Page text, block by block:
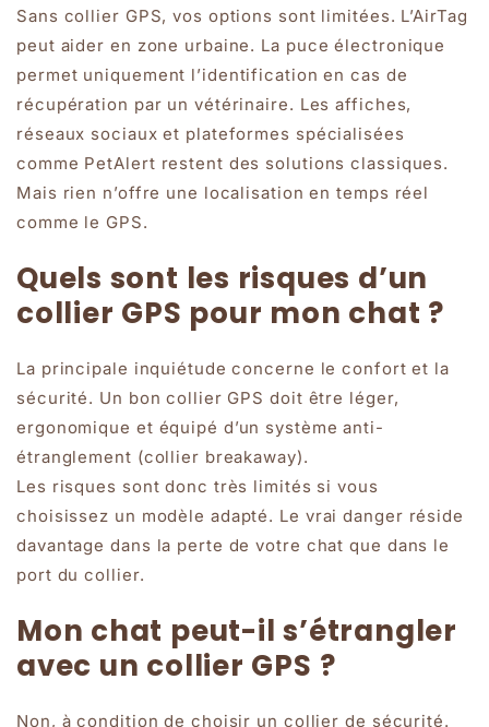
Sans collier GPS, vos options sont limitées. L’AirTag
peut aider en zone urbaine. La puce électronique
permet uniquement l’identification en cas de
récupération par un vétérinaire. Les affiches,
réseaux sociaux et plateformes spécialisées
comme PetAlert restent des solutions classiques.
Mais rien n’offre une localisation en temps réel
comme le GPS.
Quels sont les risques d’un
collier GPS pour mon chat ?
La principale inquiétude concerne le confort et la
sécurité. Un bon collier GPS doit être léger,
ergonomique et équipé d’un système anti-
étranglement (collier breakaway).
Les risques sont donc très limités si vous
choisissez un modèle adapté. Le vrai danger réside
davantage dans la perte de votre chat que dans le
port du collier.
Mon chat peut-il s’étrangler
avec un collier GPS ?
Non, à condition de choisir un collier de sécurité.